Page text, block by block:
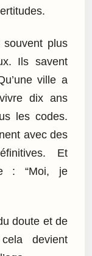
souvent plus
Ils savent
ville a
dix ans
les codes.
avec des
Et
: “Moi, je
doute et de
devient